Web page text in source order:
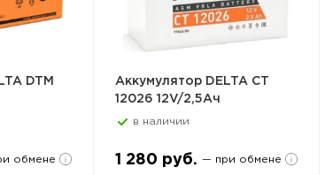
DTM
обмене
Аккумулятор DELTA CT
12026 12V/2,5Ач
в наличии
1 280 руб. — при обмене